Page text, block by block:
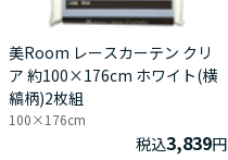
美Room レースカーテン クリ
ア 約100×176cm ホワイト(横
縞柄)2枚組
100×176cm
税込3,839円